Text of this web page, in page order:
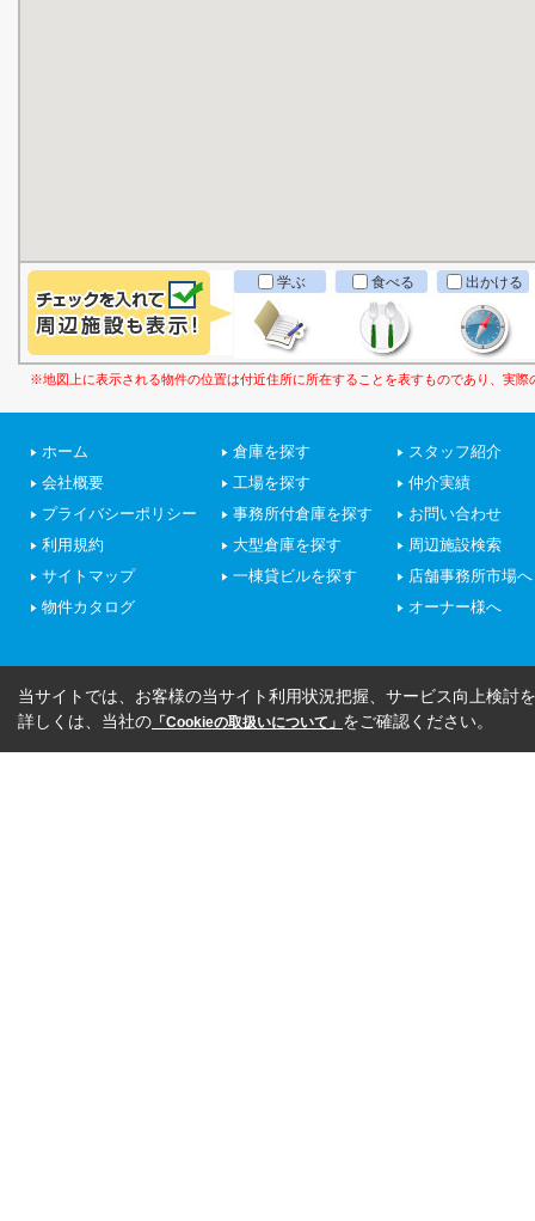
学ぶ 食べる 出かける
※地図上に表示される物件の位置は付近住所に所在することを表すものであり、実
ホーム
会社概要
プライバシーポリシー
利用規約
サイトマップ
物件カタログ
倉庫を探す
工場を探す
事務所付倉庫を探す
大型倉庫を探す
一棟貸ビルを探す
スタッフ紹介
仲介実績
お問い合わせ
周辺施設検索
店舗事務所市場へ
オーナー様へ
当サイトでは、お客様の当サイト利用状況把握、サービス向上検討
詳しくは、当社の 「Cookieの取扱いについて」 をご確認ください。